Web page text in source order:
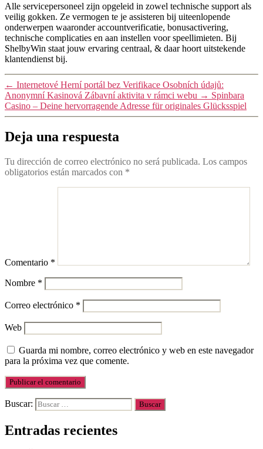
Alle servicepersoneel zijn opgeleid in zowel technische support als
veilig gokken. Ze vermogen te je assisteren bij uiteenlopende
onderwerpen waaronder accountverificatie, bonusactivering,
technische complicaties en aan instellen voor speellimieten. Bij
ShelbyWin staat jouw ervaring centraal, & daar hoort uitstekende
klantendienst bij.
← Internetové Herní portál bez Verifikace Osobních údajů:
Anonymní Kasinová Zábavní aktivita v rámci webu → Spinbara
Casino – Deine hervorragende Adresse für originales Glücksspiel
Deja una respuesta
Tu dirección de correo electrónico no será publicada. Los campos
obligatorios están marcados con *
Comentario *
Nombre *
Correo electrónico *
Web
Guarda mi nombre, correo electrónico y web en este navegador
para la próxima vez que comente.
Buscar:
Entradas recientes